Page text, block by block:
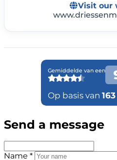
Visit our
Send a message
Name *